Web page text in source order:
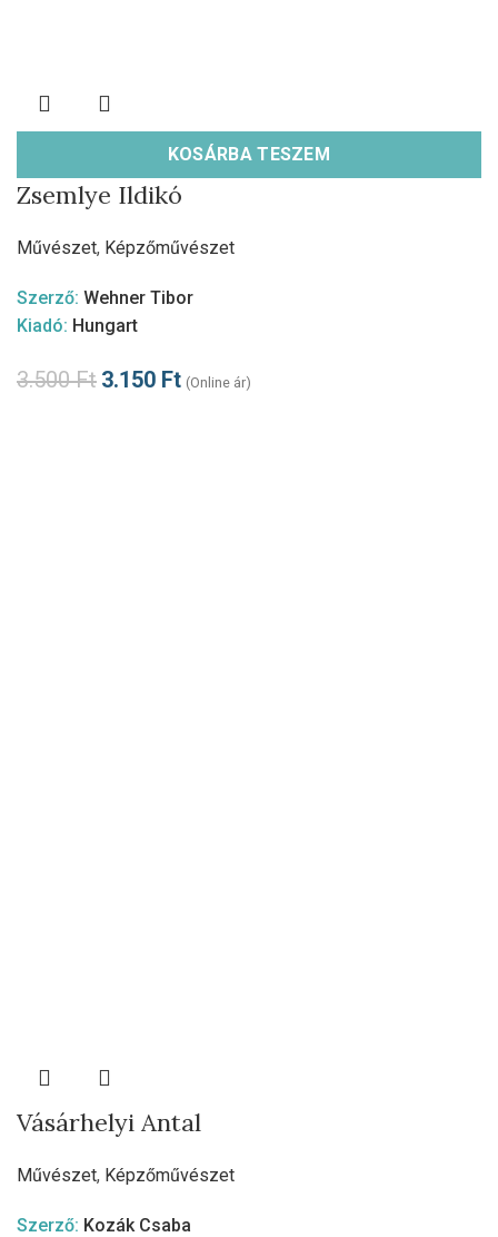
KOSÁRBA TESZEM
Zsemlye Ildikó
Művészet, Képzőművészet
Szerző: Wehner Tibor
Kiadó: Hungart
3.500Ft 3.150 Ft (Online ár)
Vásárhelyi Antal
Művészet, Képzőművészet
Szerző: Kozák Csaba